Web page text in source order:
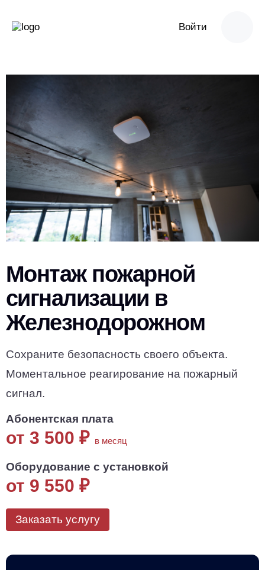
Войти
Монтаж пожарной
сигнализации в
Железнодорожном
Сохраните безопасность своего объекта.
Моментальное реагирование на пожарный
сигнал.
Абонентская плата
от 3 500 ₽ в месяц
Оборудование с установкой
от 9 550 ₽
Заказать услугу